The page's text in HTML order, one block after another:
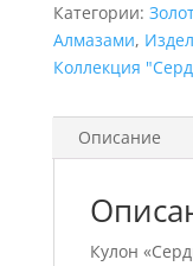
Категории:
Алмазами,
Коллекция
Описание
Кулон